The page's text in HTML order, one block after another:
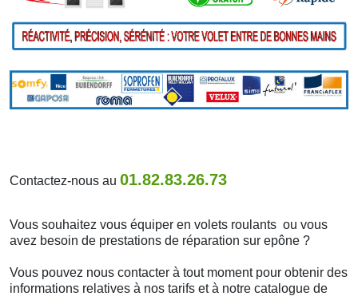
Contactez-nous au 01.82.83.26.73
Vous souhaitez vous équiper en volets roulants ou vous
avez besoin de prestations de réparation sur epône ?
Vous pouvez nous contacter à tout moment pour obtenir des
informations relatives à nos tarifs et à notre catalogue de